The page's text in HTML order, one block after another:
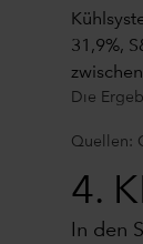
Die
Quellen:
4.
In den